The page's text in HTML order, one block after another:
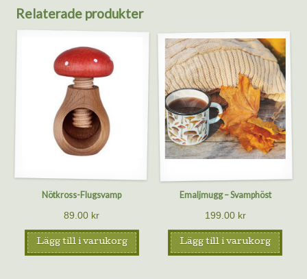
Relaterade produkter
Nötkross-Flugsvamp
89.00 kr
Lägg till i varukorg
Emaljmugg – Svamphöst
199.00 kr
Lägg till i varukorg